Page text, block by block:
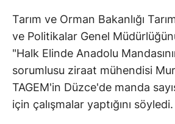
Tarım ve Orman Bakanlığı
ve Politikalar Genel
"Halk Elinde Anadolu
sorumlusu ziraat mühendisi
TAGEM'in Düzce'de manda
için çalışmalar yaptığını söyledi.